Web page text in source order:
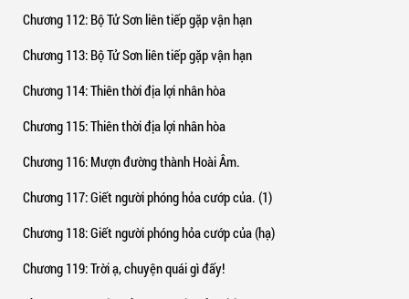
Chương 112: Bộ Tử Sơn liên tiếp gặp vận hạn
Chương 113: Bộ Tử Sơn liên tiếp gặp vận hạn
Chương 114: Thiên thời địa lợi nhân hòa
Chương 115: Thiên thời địa lợi nhân hòa
Chương 116: Mượn đường thành Hoài Âm.
Chương 117: Giết người phóng hỏa cướp của. (1)
Chương 118: Giết người phóng hỏa cướp của (hạ)
Chương 119: Trời ạ, chuyện quái gì đấy!